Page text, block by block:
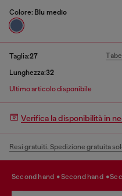
Colore: Blu medio
Taglia:27
Lunghezza:32
Ultimo articolo disponibile
Verifica la disponibilità in
Resi gratuiti. Spedizione gratuita
second hand second hand